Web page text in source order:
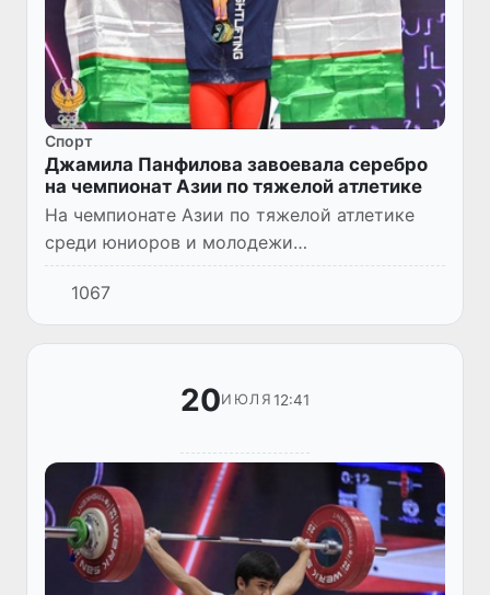
Спорт
Джамила Панфилова завоевала серебро
на чемпионат Азии по тяжелой атлетике
На чемпионате Азии по тяжелой атлетике
среди юниоров и молодежи
представительница сборной Узбекистана
поднялась на пьедестал почета. Джамила
Панфилова, выступающая среди молодежи
в...
1067
20ИЮЛЯ 12:41